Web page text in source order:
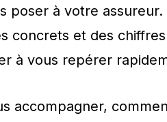
poser à votre
concrets et des
à vous repérer
accompagner,